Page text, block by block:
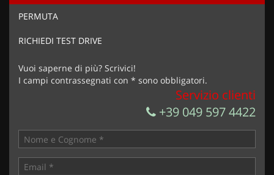
Ho letto e accettol'informativa privacy*
Acconsento al trattamento dei miei dati per finalità di
Invia la tua richiesta
PERMUTA
RICHIEDI TEST DRIVE
Vuoi saperne di più? Scrivici!
I campi contrassegnati con * sono obbligatori.
Servizio clienti
+39 049 597 4422